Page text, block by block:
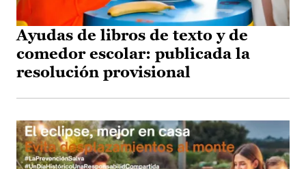
Ayudas de libros de texto y de
comedor escolar: publicada la
resolución provisional